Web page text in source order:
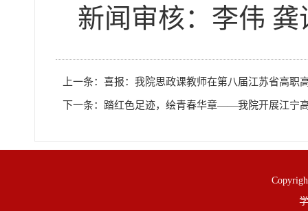
新闻审核：李伟 龚
上一条： 喜报：我院思政课教师在第八届江苏省高职
下一条： 踏红色足迹，绘青春华章——我院开展江宁